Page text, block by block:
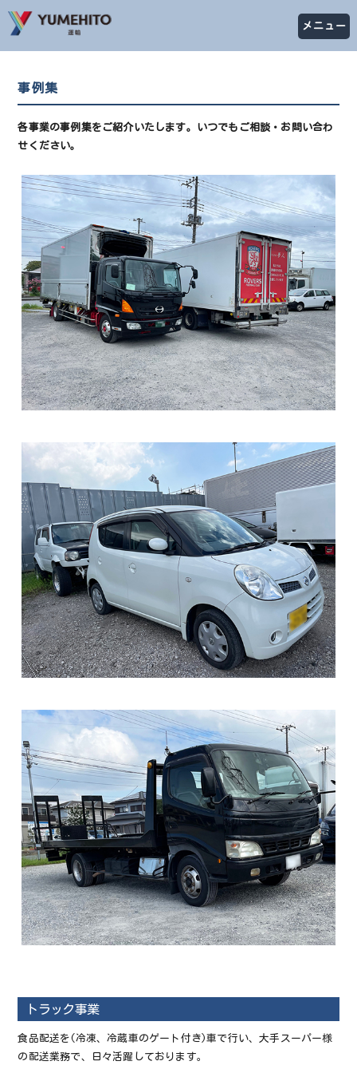
メニュー
事例集
各事業の事例集をご紹介いたします。いつでもご相談・お問い合わ
せください。
トラック事業
食品配送を(冷凍、冷蔵車のゲート付き)車で行い、大手スーパー様
の配送業務で、日々活躍しております。